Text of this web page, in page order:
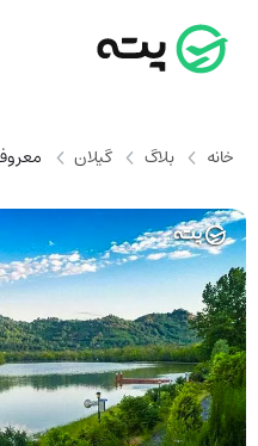
خانه بلاگ گیلان